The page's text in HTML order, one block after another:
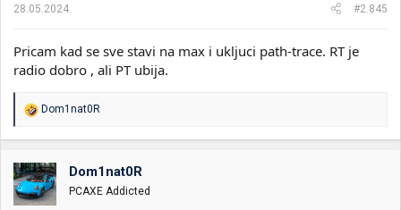
28.05.2024. #2.845
Pricam kad se sve stavi na max i ukljuci path-trace. RT je
radio dobro , ali PT ubija.
R
a
o
v
a
Dom1nat0R
Dom1nat0R
PCAXE Addicted